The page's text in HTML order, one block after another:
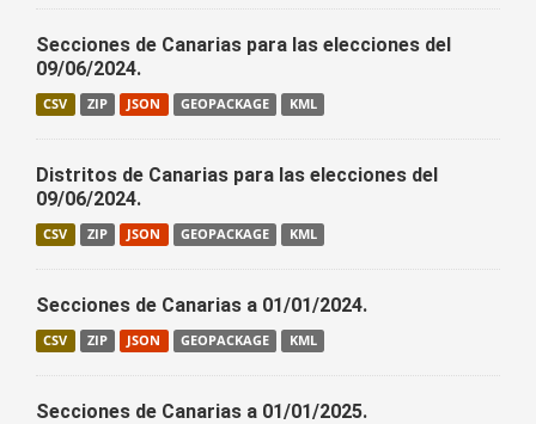
Secciones de Canarias para las elecciones del
09/06/2024.
CSV ZIP JSON GEOPACKAGE KML
Distritos de Canarias para las elecciones del
09/06/2024.
CSV ZIP JSON GEOPACKAGE KML
Secciones de Canarias a 01/01/2024.
CSV ZIP JSON GEOPACKAGE KML
Secciones de Canarias a 01/01/2025.